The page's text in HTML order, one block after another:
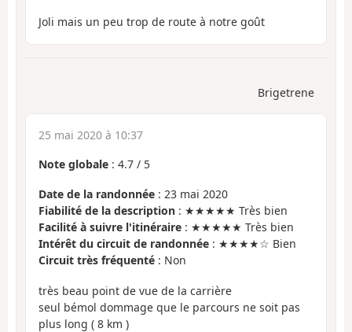
Joli mais un peu trop de route à notre goût
Brigetrene
25 mai 2020 à 10:37
Note globale : 4.7 / 5
Date de la randonnée : 23 mai 2020
Fiabilité de la description : ★★★★★ Très bien
Facilité à suivre l'itinéraire : ★★★★★ Très bien
Intérêt du circuit de randonnée : ★★★★☆ Bien
Circuit très fréquenté : Non
très beau point de vue de la carrière
seul bémol dommage que le parcours ne soit pas
plus long ( 8 km )